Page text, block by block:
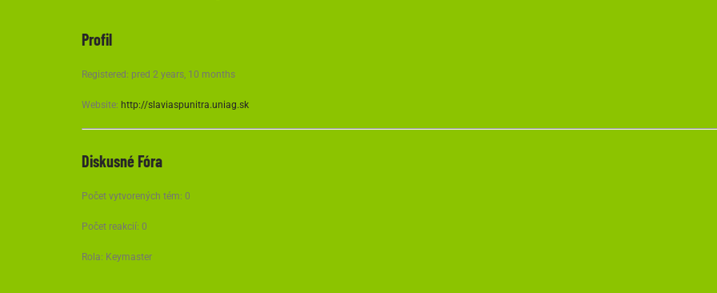
Profil
Registered: pred 2 years, 10 months
Website: http://slaviaspunitra.uniag.sk
Diskusné Fóra
Počet vytvorených tém: 0
Počet reakcií: 0
Rola: Keymaster